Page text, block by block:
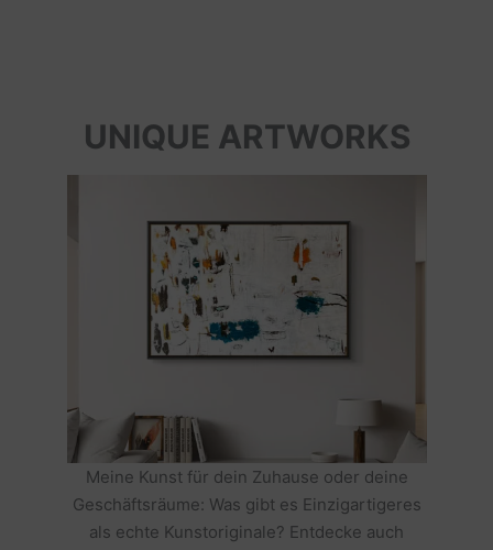
UNIQUE ARTWORKS
Meine Kunst für dein Zuhause oder deine
Geschäftsräume: Was gibt es Einzigartigeres
als echte Kunstoriginale? Entdecke auch